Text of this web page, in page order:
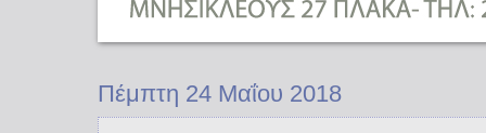
Πέμπτη 24 Μαΐου 2018